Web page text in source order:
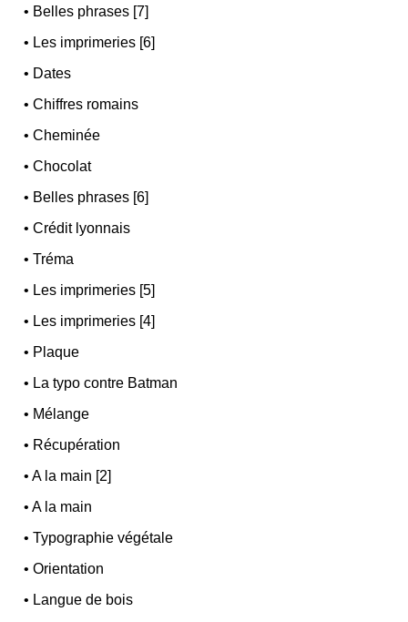
• Belles phrases [7]
• Les imprimeries [6]
• Dates
•Chiffres romains
•Cheminée
•Chocolat
• Belles phrases [6]
•Crédit lyonnais
•Tréma
• Les imprimeries [5]
• Les imprimeries [4]
• Plaque
• La typo contre Batman
• Mélange
• Récupération
•A la main [2]
•A la main
•Typographie végétale
•Orientation
• Langue de bois